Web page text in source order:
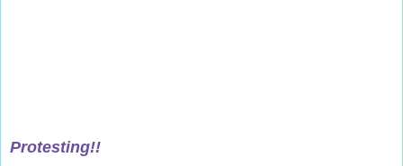
Protesting!!